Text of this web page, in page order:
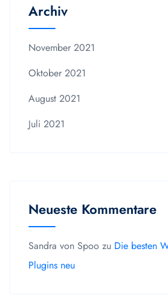
Archiv
November 2021
Oktober 2021
August 2021
Juli 2021
Neueste Kommentare
Sandra von Spoo zu Die besten
Plugins neu